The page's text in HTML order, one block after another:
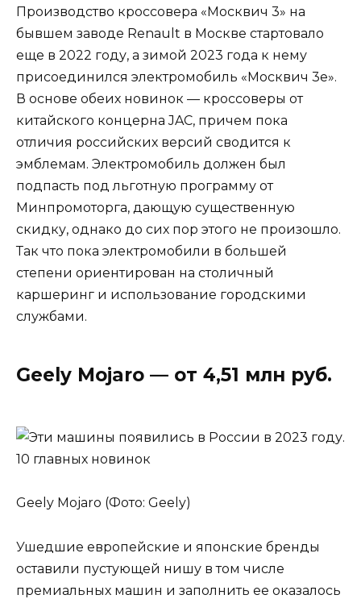
Производство кроссовера «Москвич 3» на
бывшем заводе Renault в Москве стартовало
еще в 2022 году, а зимой 2023 года к нему
присоединился электромобиль «Москвич 3е».
В основе обеих новинок — кроссоверы от
китайского концерна JAC, причем пока
отличия российских версий сводится к
эмблемам. Электромобиль должен был
подпасть под льготную программу от
Минпромоторга, дающую существенную
скидку, однако до сих пор этого не произошло.
Так что пока электромобили в большей
степени ориентирован на столичный
каршеринг и использование городскими
службами.
Geely Mojaro — от 4,51 млн руб.
Geely Mojaro (Фото: Geely)
Ушедшие европейские и японские бренды
оставили пустующей нишу в том числе
премиальных машин и заполнить ее оказалось